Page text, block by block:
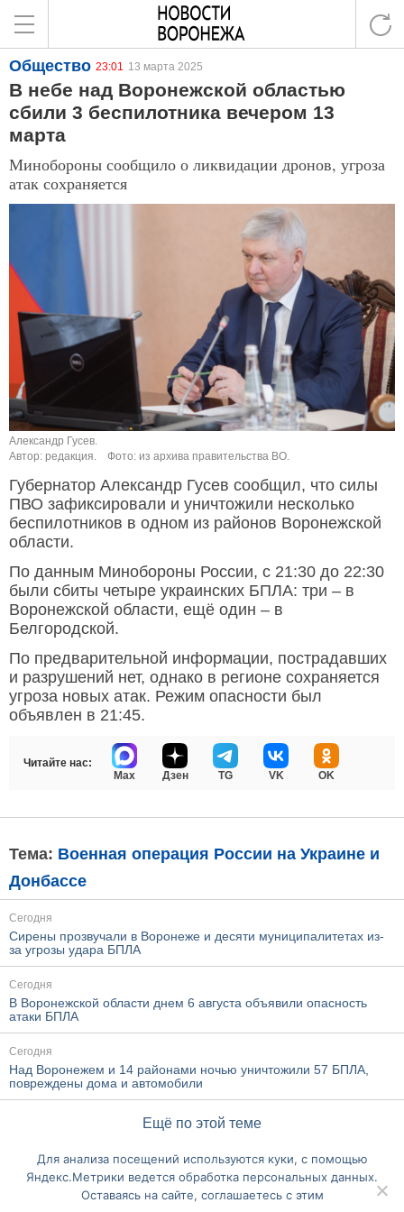
Общество 23:01 13 марта 2025
В небе над Воронежской областью
сбили 3 беспилотника вечером 13
марта
Минобороны сообщило о ликвидации дронов, угроза
атак сохраняется
Александр Гусев.
Автор: редакция.
Фото: из архива правительства ВО.
Губернатор Александр Гусев сообщил, что силы
ПВО зафиксировали и уничтожили несколько
беспилотников в одном из районов Воронежской
области.
По данным Минобороны России, с 21:30 до 22:30
были сбиты четыре украинских БПЛА: три – в
Воронежской области, ещё один – в
Белгородской.
По предварительной информации, пострадавших
и разрушений нет, однако в регионе сохраняется
угроза новых атак. Режим опасности был
объявлен в 21:45.
Читайте нас:
Max
Дзен TG VK OK
Тема: Военная операция России на Украине и
Донбассе
Сегодня
Сирены прозвучали в Воронеже и десяти муниципалитетах из-
за угрозы удара БПЛА
Сегодня
В Воронежской области днем 6 августа объявили опасность
атаки БПЛА
Сегодня
Над Воронежем и 14 районами ночью уничтожили 57 БПЛА,
повреждены дома и автомобили
Ещё по этой теме
Перейти на полную версию сайта
Для анализа посещений используются куки, с помощью
Яндекс.Метрики ведется обработка персональных данных.
Оставаясь на сайте, соглашаетесь с этим